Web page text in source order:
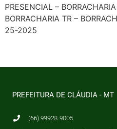
PRESENCIAL –
BORRACHARIA TR –
25-2025
PREFEITURA DE CLÁUDIA - MT
(66) 99928-9005